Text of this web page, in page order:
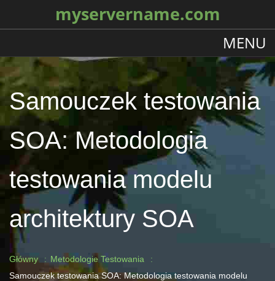
myservername.com
MENU
Samouczek testowania
SOA: Metodologia
testowania modelu
architektury SOA
Główny
Metodologie Testowania
Samouczek testowania SOA: Metodologia testowania modelu